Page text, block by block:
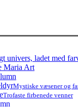
univers, ladet med
Maria Art
Mystiske væsener og
Trofaste firbenede venner